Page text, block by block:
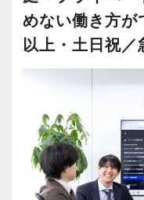
＜幅広い経験・成
・9割が紹介の安定
・個人～大企業
・税務顧問＋資産
・相続／事業承継
めない働き方が
以上・土日祝／